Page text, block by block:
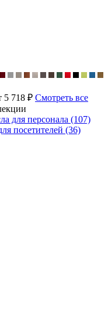
5 718 ₽ Смотреть все
для персонала (107)
посетителей (36)